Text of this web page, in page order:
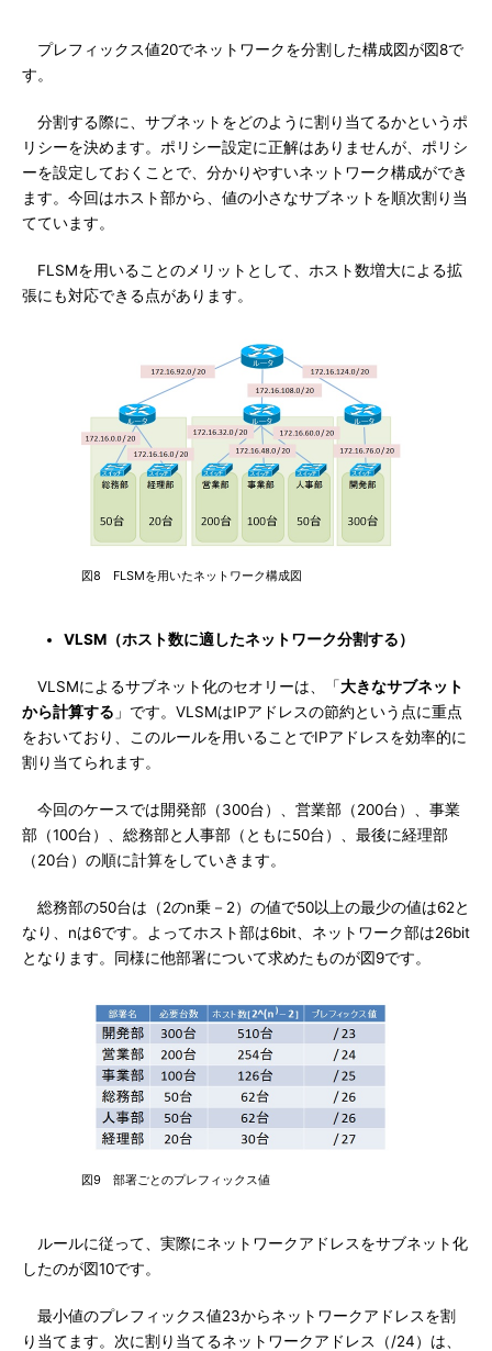
プレフィックス値20でネットワークを分割した構成図が図8で
す。
分割する際に、サブネットをどのように割り当てるかというポ
リシーを決めます。ポリシー設定に正解はありませんが、ポリシ
ーを設定しておくことで、分かりやすいネットワーク構成ができ
ます。今回はホスト部から、値の小さなサブネットを順次割り当
てています。
FLSMを用いることのメリットとして、ホスト数増大による拡
張にも対応できる点があります。
図8 FLSMを用いたネットワーク構成図
VLSM（ホスト数に適したネットワーク分割する）
VLSMによるサブネット化のセオリーは、「大きなサブネット
から計算する 」です。VLSMはIPアドレスの節約という点に重点
をおいており、このルールを用いることでIPアドレスを効率的に
割り当てられます。
今回のケースでは開発部（300台）、営業部（200台）、事業
部（100台）、総務部と人事部（ともに50台）、最後に経理部
（20台）の順に計算をしていきます。
総務部の50台は（2のn乗－2）の値で50以上の最少の値は62と
なり、nは6です。よってホスト部は6bit、ネットワーク部は26bit
となります。同様に他部署について求めたものが図9です。
図9 部署ごとのプレフィックス値
ルールに従って、実際にネットワークアドレスをサブネット化
したのが図10です。
最小値のプレフィックス値23からネットワークアドレスを割
り当てます。次に割り当てるネットワークアドレス（/24）は、